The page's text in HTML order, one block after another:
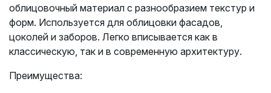
облицовочный материал с разнообразием текстур и
форм. Используется для облицовки фасадов,
цоколей и заборов. Легко вписывается как в
классическую, так и в современную архитектуру.
Преимущества: